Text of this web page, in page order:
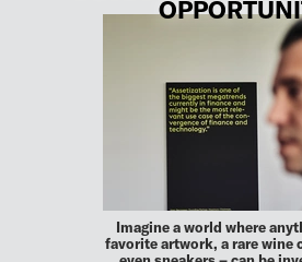
Imagine a world where
favorite artwork, a rare wine